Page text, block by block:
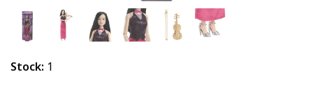
Stock: 1